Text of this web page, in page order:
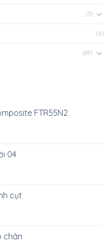
(3)
(6)
(88)
FTR55N2
04
cụt
chân